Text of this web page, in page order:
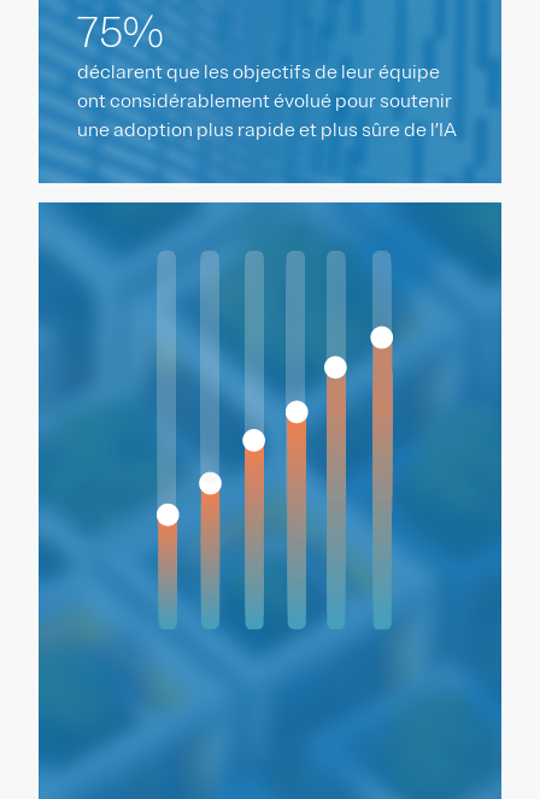
75%
déclarent que les objectifs de leur équipe
ont considérablement évolué pour soutenir
une adoption plus rapide et plus sûre de l’IA